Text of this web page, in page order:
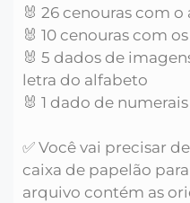
🐰 26 cenouras com
🐰 10 cenouras com
🐰 5 dados de
letra do alfabeto
🐰 1 dado de numerais
✅ Você vai precisar
caixa de papelão
arquivo contém as